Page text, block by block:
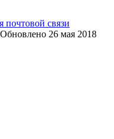
почтовой связи
Обновлено 26 мая 2018